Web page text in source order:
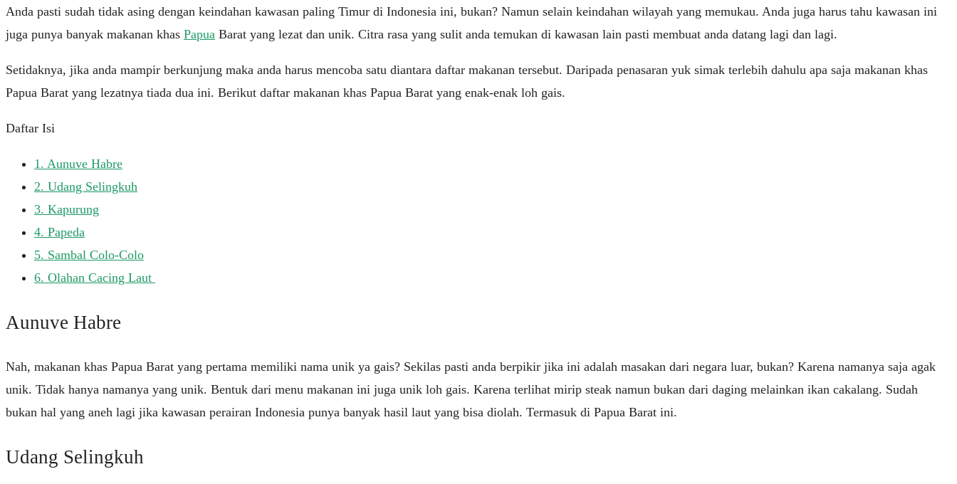
Anda pasti sudah tidak asing dengan keindahan kawasan paling Timur di Indonesia ini, bukan? Namun selain keindahan wilayah yang memukau. Anda juga harus tahu kawasan ini
juga punya banyak makanan khas Papua Barat yang lezat dan unik. Citra rasa yang sulit anda temukan di kawasan lain pasti membuat anda datang lagi dan lagi.
Setidaknya, jika anda mampir berkunjung maka anda harus mencoba satu diantara daftar makanan tersebut. Daripada penasaran yuk simak terlebih dahulu apa saja makanan khas
Papua Barat yang lezatnya tiada dua ini. Berikut daftar makanan khas Papua Barat yang enak-enak loh gais.
Daftar Isi
1. Aunuve Habre
2. Udang Selingkuh
3. Kapurung
4. Papeda
5. Sambal Colo-Colo
6. Olahan Cacing Laut
Aunuve Habre
Nah, makanan khas Papua Barat yang pertama memiliki nama unik ya gais? Sekilas pasti anda berpikir jika ini adalah masakan dari negara luar, bukan? Karena namanya saja agak
unik. Tidak hanya namanya yang unik. Bentuk dari menu makanan ini juga unik loh gais. Karena terlihat mirip steak namun bukan dari daging melainkan ikan cakalang. Sudah
bukan hal yang aneh lagi jika kawasan perairan Indonesia punya banyak hasil laut yang bisa diolah. Termasuk di Papua Barat ini.
Udang Selingkuh